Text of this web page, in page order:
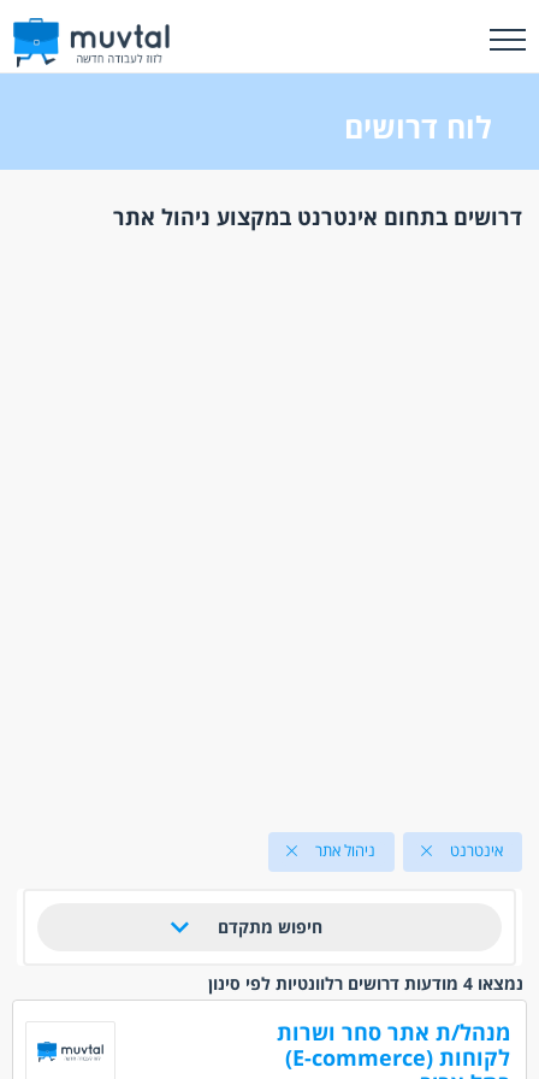
לוח דרושים
דרושים בתחום אינטרנט במקצוע ניהול אתר
אינטרנט ניהול אתר
חיפוש מתקדם
נמצאו 4 מודעות דרושים רלוונטיות לפי סינון
מנהל/ת אתר סחר ושרות
לקוחות (E-commerce)